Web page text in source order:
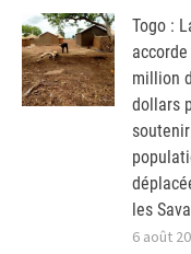
Togo :
accorde
million
dollars
les
6 août